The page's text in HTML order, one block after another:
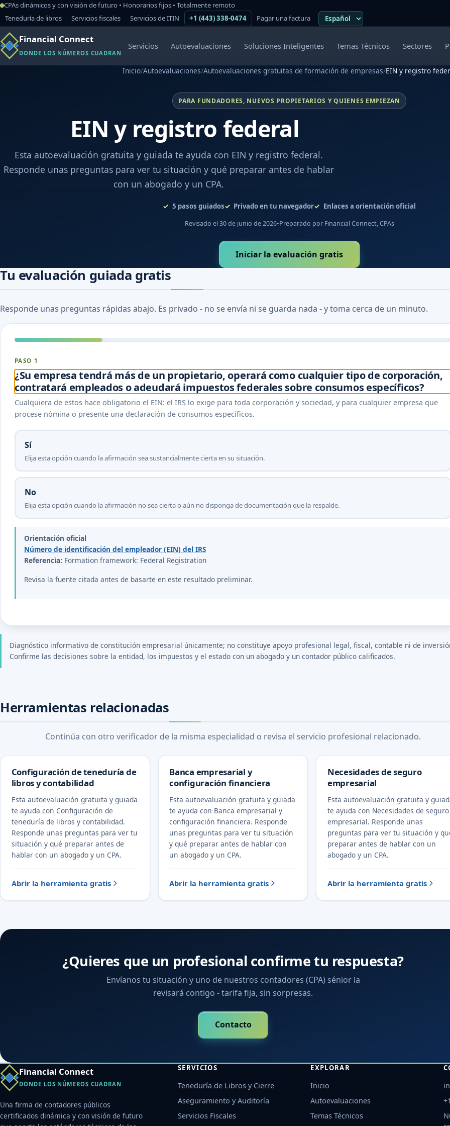
CPAs dinámicos y con visión de futuro • Honorarios fijos • Totalmente remoto
Teneduría de libros
Servicios fiscales Servicios de ITIN +1 (443) 338-0474 Pagar una factura
Financial Connect
DONDE LOS NÚMEROS CUADRAN
Servicios Autoevaluaciones Soluciones Inteligentes Temas Técnicos Sectores
Inicio/Autoevaluaciones/Autoevaluaciones gratuitas de formación de empresas/EIN y registro
PARA FUNDADORES, NUEVOS PROPIETARIOS Y QUIENES EMPIEZAN
EIN y registro federal
Esta autoevaluación gratuita y guiada te ayuda con EIN y registro federal.
Responde unas preguntas para ver tu situación y qué preparar antes de hablar
con un abogado y un CPA.
5 pasos guiados Privado en tu navegador Enlaces a orientación oficial
Revisado el 30 de junio de 2026•Preparado por Financial Connect, CPAs
Iniciar la evaluación gratis
Tu evaluación guiada gratis
Responde unas preguntas rápidas abajo. Es privado - no se envía ni se guarda nada - y toma cerca de un minuto.
PASO 1
¿Su empresa tendrá más de un propietario, operará como cualquier tipo de corporación,
contratará empleados o adeudará impuestos federales sobre consumos específicos?
Cualquiera de estos hace obligatorio el EIN: el IRS lo exige para toda corporación y sociedad, y para cualquier empresa que
procese nómina o presente una declaración de consumos específicos.
Sí
Elija esta opción cuando la afirmación sea sustancialmente cierta en su situación.
No
Elija esta opción cuando la afirmación no sea cierta o aún no disponga de documentación que la respalde.
Orientación oficial
Número de identificación del empleador (EIN) del IRS
Referencia: Formation framework: Federal Registration
Revisa la fuente citada antes de basarte en este resultado preliminar.
Diagnóstico informativo de constitución empresarial únicamente; no constituye apoyo profesional legal, fiscal, contable ni de
Confirme las decisiones sobre la entidad, los impuestos y el estado con un abogado y un contador público calificados.
Herramientas relacionadas
Continúa con otro verificador de la misma especialidad o revisa el servicio profesional relacionado.
Configuración de teneduría de
libros y contabilidad
Esta autoevaluación gratuita y guiada
te ayuda con Configuración de
teneduría de libros y contabilidad.
Responde unas preguntas para ver tu
situación y qué preparar antes de
hablar con un abogado y un CPA.
Abrir la herramienta gratis
Banca empresarial y
configuración financiera
Esta autoevaluación gratuita y guiada
te ayuda con Banca empresarial y
configuración financiera. Responde
unas preguntas para ver tu situación
y qué preparar antes de hablar con
un abogado y un CPA.
Abrir la herramienta gratis
Necesidades de seguro
empresarial
Esta autoevaluación gratuita y
te ayuda con Necesidades de seguro
empresarial. Responde unas
preguntas para ver tu situación y
preparar antes de hablar con un
abogado y un CPA.
Abrir la herramienta gratis
¿Quieres que un profesional confirme tu respuesta?
Envíanos tu situación y uno de nuestros contadores (CPA) sénior la
revisará contigo - tarifa fija, sin sorpresas.
Contacto
Financial Connect
DONDE LOS NÚMEROS CUADRAN
Una firma de contadores públicos
certificados dinámica y con visión de futuro
SERVICIOS
Teneduría de Libros y Cierre
Aseguramiento y Auditoría
Servicios Fiscales
EXPLORAR
Inicio
Autoevaluaciones
Temas Técnicos